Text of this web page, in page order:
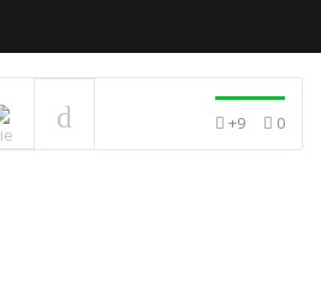
+9 0